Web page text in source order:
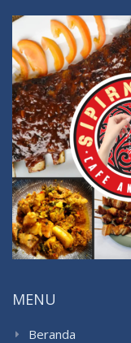
MENU
Beranda